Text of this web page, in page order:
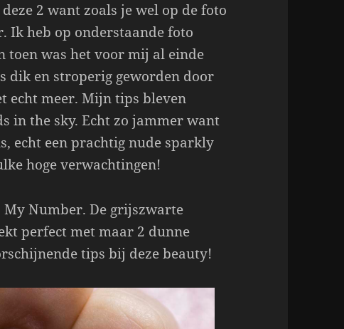
2 want zoals je wel op de foto
Ik heb op onderstaande foto
toen was het voor mij al einde
dik en stroperig geworden door
echt meer. Mijn tips bleven
in the sky. Echt zo jammer want
echt een prachtig nude sparkly
hoge verwachtingen!
My Number. De grijszwarte
perfect met maar 2 dunne
tips bij deze beauty!